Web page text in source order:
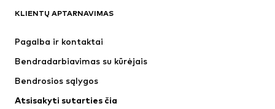
Naujienos
Apatiniai
Paltai
KLIENTŲ APTARNAVIMAS
Pagalba ir kontaktai
Bendradarbiavimas su kūrėjais
Bendrosios sąlygos
Atsisakyti sutarties čia